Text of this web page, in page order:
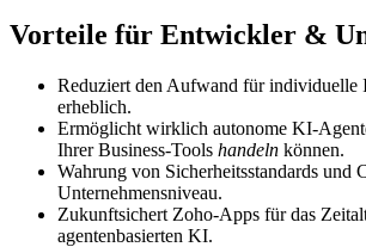
Vorteile für Entwickler &
Reduziert den Aufwand für individuelle
erheblich.
Ermöglicht wirklich autonome KI-
Ihrer Business-Tools handeln können.
Wahrung von Sicherheitsstandards und
Unternehmensniveau.
Zukunftsichert Zoho-Apps für das
agentenbasierten KI.